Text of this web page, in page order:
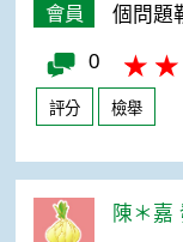
會員
個問題
0
評分 檢舉
陳＊嘉